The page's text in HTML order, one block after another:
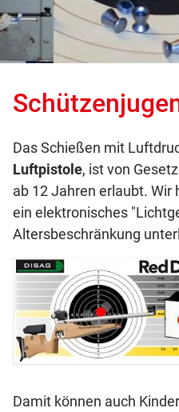
Das Schießen mit
Luftpistole, ist von
ab 12 Jahren erlaubt. Wir
ein elektronisches
Altersbeschränkung
Damit können auch